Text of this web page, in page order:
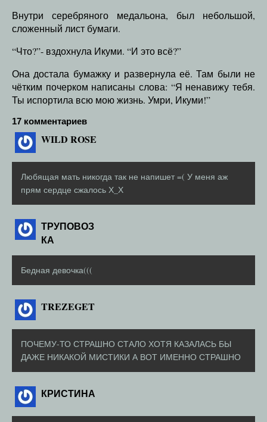
Внутри серебряного медальона, был небольшой,
сложенный лист бумаги.
“Что?”- вздохнула Икуми. “И это всё?”
Она достала бумажку и развернула её. Там были не
чётким почерком написаны слова: “Я ненавижу тебя.
Ты испортила всю мою жизнь. Умри, Икуми!”
17 комментариев
WILD ROSE
Любящая мать никогда так не напишет =( У меня аж
прям сердце сжалось Х_Х
ТРУПОВОЗ
КА
Бедная девочка(((
TREZEGET
ПОЧЕМУ-ТО СТРАШНО СТАЛО ХОТЯ КАЗАЛАСЬ БЫ
ДАЖЕ НИКАКОЙ МИСТИКИ А ВОТ ИМЕННО СТРАШНО
КРИСТИНА